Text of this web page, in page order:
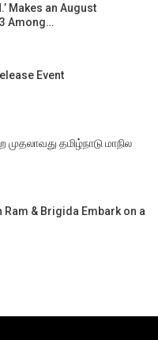
Makes an August
Among…
Event
தமிழ்நாடு மாநில
& Brigida Embark on a